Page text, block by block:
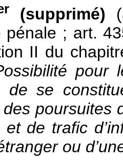
(supprimé)
pénale ; art.
II du
pour
de se
poursuites
et de trafic
ou